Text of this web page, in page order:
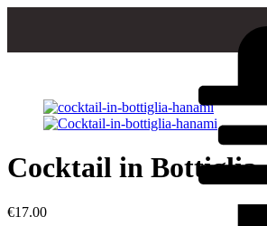
Cocktail in Bottiglia
€17.00